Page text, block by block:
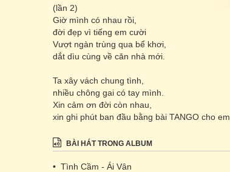
(lần 2)
Giờ mình có nhau rồi,
đời đẹp vì tiếng em cười
Vượt ngàn trùng qua bể khơi,
dắt dìu cùng về căn nhà mới.
Ta xây vách chung tình,
nhiều chông gai có tay mình.
Xin cảm ơn đời còn nhau,
xin ghi phút ban đầu bằng bài TANGO cho em.
BÀI HÁT TRONG ALBUM
• Tình Cầm - Ái Vân